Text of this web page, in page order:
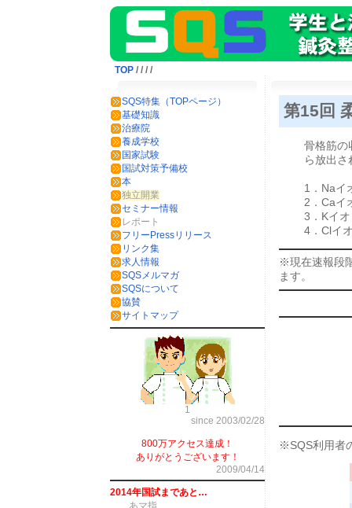
TOP / / / /
SQS特集（TOPページ）
基礎知識
治療院
養成学校
国家試験
国試対策予備校
本
独立開業
セミナー情報
レポート
フリーPressリリース
リンク集
求人情報
SQSメルマガ
SQSについて
協賛
サイトマップ
1
since 2003/02/28
800万アクセス達成！
ありがとうございます！
2009/04/14
2014年国試まであと…
あマ指
第15回
骨格筋の
ら放出さ
1．Naイ
2．Caイ
3．Kイ
4．Clイ
※現在速報段
ます。
※SQS利用者